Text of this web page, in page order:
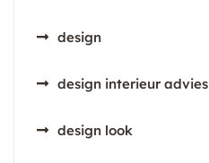
design
design interieur advies
design look